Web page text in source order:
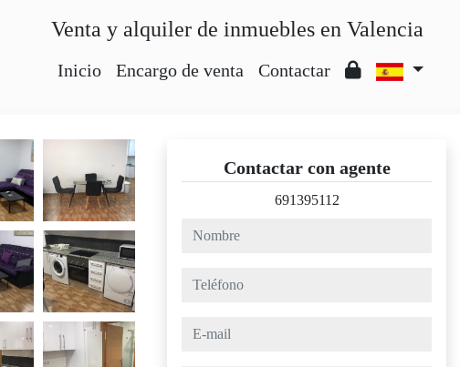
Venta y alquiler de inmuebles en Valencia
Inicio Encargo de venta Contactar
Contactar con agente
691395112
nombre
teléfono
e-mail